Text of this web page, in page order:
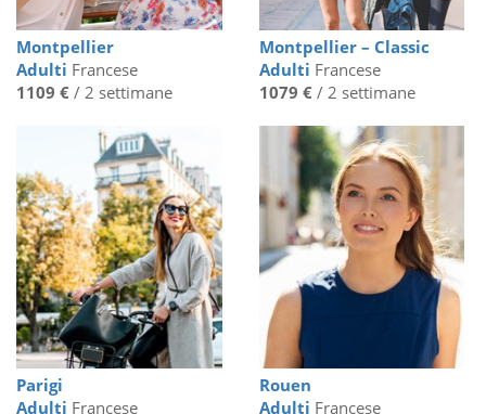
Montpellier
Adulti Francese
1109 € / 2 settimane
Montpellier – Classic
Adulti Francese
1079 €/ 2 settimane
Parigi
Adulti Francese
Rouen
Adulti Francese